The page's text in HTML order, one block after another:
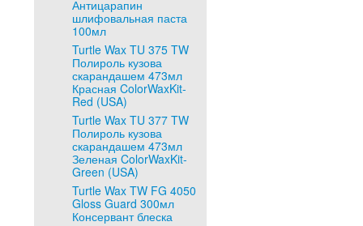
Антицарапин
шлифовальная паста
100мл
Turtle Wax TU 375 TW
Полироль кузова
скарандашем 473мл
Красная ColorWaxKit-
Red (USA)
Turtle Wax TU 377 TW
Полироль кузова
скарандашем 473мл
Зеленая ColorWaxKit-
Green (USA)
Turtle Wax TW FG 4050
Gloss Guard 300мл
Консервант блеска